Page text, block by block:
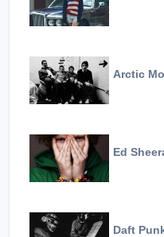
Arctic
Ed
Daft